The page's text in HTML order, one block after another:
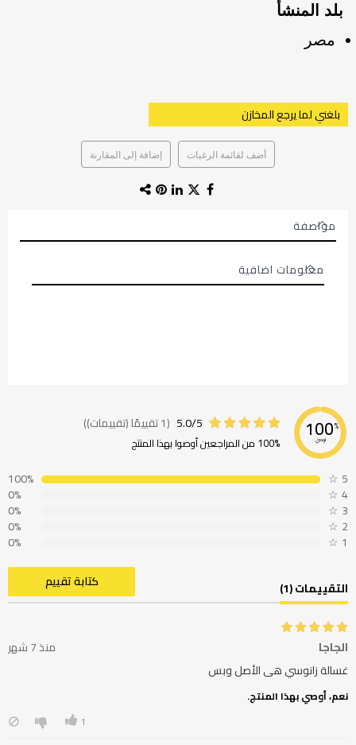
بلد المنشأ
مصر
بلغني لما يرجع المخازن
أضف لقائمة الرغبات إضافة إلى المقارنة
مواصفة
معلومات اضافية
100%
نوصي
5.0/5 (1 تقييمًا (تقييمات))
100% من المراجعين أوصوا بهذا المنتج
5
☆
100%
4
☆
0%
3
☆
0%
2
☆
0%
1
☆
0%
التقييمات (1) كتابة تقييم
الجاجا
منذ 7 شهر
غسالة زانوسي هى الأصل وبس
نعم، أوصي بهذا المنتج.
1